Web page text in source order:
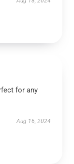
for any
Aug 16, 2024